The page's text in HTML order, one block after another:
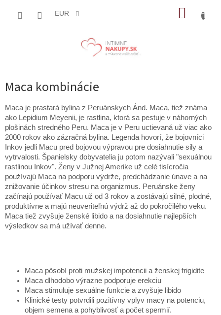
EUR
Maca kombinácie
Maca je prastará bylina z Peruánskych Ánd. Maca, tiež známa
ako Lepidium Meyenii, je rastlina, ktorá sa pestuje v náhorných
plošinách stredného Peru. Maca je v Peru uctievaná už viac ako
2000 rokov ako zázračná bylina. Legenda hovorí, že bojovníci
Inkov jedli Macu pred bojovou výpravou pre dosiahnutie sily a
vytrvalosti. Španielsky dobyvatelia ju potom nazývali "sexuálnou
rastlinou Inkov". Ženy v Južnej Amerike už celé tisícročia
používajú Maca na podporu výdrže, predchádzanie únave a na
znižovanie účinkov stresu na organizmus. Peruánske ženy
začínajú používať Macu už od 3 rokov a zostávajú silné, plodné,
produktívne a majú neuveriteľnú výdrž až do pokročilého veku.
Maca tiež zvyšuje ženské libido a na dosiahnutie najlepších
výsledkov sa má užívať denne.
Maca pôsobí proti mužskej impotencii a ženskej frigidite
Maca dlhodobo výrazne podporuje erekciu
Maca stimuluje sexuálne funkcie a zvyšuje libido
Klinické testy potvrdili pozitívny vplyv macy na potenciu,
objem semena a pohyblivosť a počet spermií.